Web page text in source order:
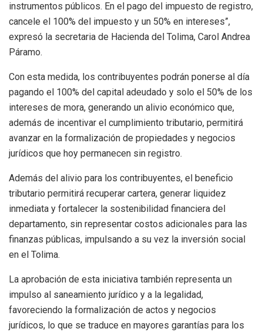
instrumentos públicos. En el pago del impuesto de registro,
cancele el 100% del impuesto y un 50% en intereses”,
expresó la secretaria de Hacienda del Tolima, Carol Andrea
Páramo.
Con esta medida, los contribuyentes podrán ponerse al día
pagando el 100% del capital adeudado y solo el 50% de los
intereses de mora, generando un alivio económico que,
además de incentivar el cumplimiento tributario, permitirá
avanzar en la formalización de propiedades y negocios
jurídicos que hoy permanecen sin registro.
Además del alivio para los contribuyentes, el beneficio
tributario permitirá recuperar cartera, generar liquidez
inmediata y fortalecer la sostenibilidad financiera del
departamento, sin representar costos adicionales para las
finanzas públicas, impulsando a su vez la inversión social
en el Tolima.
La aprobación de esta iniciativa también representa un
impulso al saneamiento jurídico y a la legalidad,
favoreciendo la formalización de actos y negocios
jurídicos, lo que se traduce en mayores garantías para los